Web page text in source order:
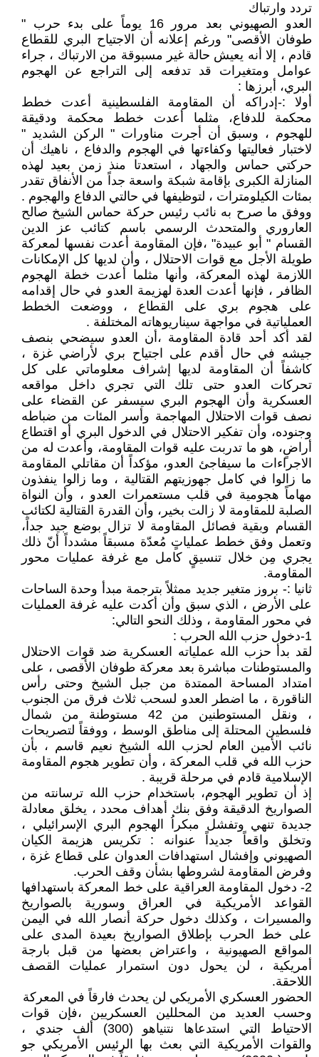
تردد وارتباك
العدو الصهيوني بعد مرور 16 يوماً على بدء حرب "
طوفان الأقصى" ورغم إعلانه أن الاجتياح البري للقطاع
قادم ، إلا أنه يعيش حالة غير مسبوقة من الارتباك ، جراء
عوامل ومتغيرات قد تدفعه إلى التراجع عن الهجوم
البري، أبرزها :
أولا :-إدراكه أن المقاومة الفلسطينية أعدت خطط
محكمة للدفاع، مثلما أعدت خطط محكمة ودقيقة
للهجوم ، وسبق أن أجرت مناورات " الركن الشديد "
لاختبار فعاليتها وكفاءتها في الهجوم والدفاع ، ناهيك أن
حركتي حماس والجهاد ، استعدتا منذ زمن بعيد لهذه
المنازلة الكبرى بإقامة شبكة واسعة جداً من الأنفاق تقدر
بمئات الكيلومترات ، لتوظيفها في حالتي الدفاع والهجوم .
ووفق ما صرح به نائب رئيس حركة حماس الشيخ صالح
العاروري والمتحدث الرسمي باسم كتائب عز الدين
القسام " أبو عبيدة" ،فإن المقاومة أعدت نفسها لمعركة
طويلة الأجل مع قوات الاحتلال ، وأن لديها كل الإمكانات
اللازمة لهذه المعركة، وأنها مثلما أعدت خطة الهجوم
الظافر ، فإنها أعدت العدة لهزيمة العدو في حال إقدامه
على هجوم بري على القطاع ، ووضعت الخطط
العملياتية في مواجهة سيناريوهاته المختلفة .
لقد أكد أحد قادة المقاومة ،أن العدو سيضحي بنصف
جيشه في حال أقدم على اجتياح بري لأراضي غزة ،
كاشفاً أن المقاومة لديها إشراف معلوماتي على كل
تحركات العدو حتى تلك التي تجري داخل مواقعه
العسكرية وأن الهجوم البري سيسفر عن القضاء على
نصف قوات الاحتلال المهاجمة وأسر المئات من ضباطه
وجنوده، وأن تفكير الاحتلال في الدخول البري أو اقتطاع
أراضٍ، هو ما تدربت عليه قوات المقاومة، وأعدت له من
الاجراءات ما سيفاجئ العدو، مؤكداً أن مقاتلي المقاومة
ما زالوا في كامل جهوزيتهم القتالية ، وما زالوا ينفذون
مهاماً هجومية في قلب مستعمرات العدو ، وأن النواة
الصلبة للمقاومة لا زالت بخير، وأن القدرة القتالية لكتائب
القسام وبقية فصائل المقاومة لا تزال بوضع جيد جداً،
وتعمل وفق خطط عملياتٍ مُعدّة مسبقاً مشدداً أنّ ذلك
يجري مِن خلال تنسيقٍ كامل مع غرفة عمليات محور
المقاومة.
ثانيا :- بروز متغير جديد ممثلاً بترجمة مبدأ وحدة الساحات
على الأرض ، الذي سبق وأن أكدت عليه غرفة العمليات
في محور المقاومة ، وذلك النحو التالي:
1-دخول حزب الله الحرب :
لقد بدأ حزب الله عملياته العسكرية ضد قوات الاحتلال
والمستوطنات مباشرة بعد معركة طوفان الأقصى ، على
امتداد المساحة الممتدة من جبل الشيخ وحتى رأس
الناقورة ، ما اضطر العدو لسحب ثلاث فرق من الجنوب
، ونقل المستوطنين من 42 مستوطنة من شمال
فلسطين المحتلة إلى مناطق الوسط ، ووفقاً لتصريحات
نائب الأمين العام لحزب الله الشيخ نعيم قاسم ، بأن
حزب الله في قلب المعركة ، وأن تطوير هجوم المقاومة
الإسلامية قادم في مرحلة قريبة .
إذ أن تطوير الهجوم، باستخدام حزب الله ترسانته من
الصواريخ الدقيقة وفق بنك أهداف محدد ، يخلق معادلة
جديدة تنهي وتفشل مبكراُ الهجوم البري الإسرائيلي ،
وتخلق واقعاً جديداً عنوانه : تكريس هزيمة الكيان
الصهيوني وإفشال استهدافات العدوان على قطاع غزة ،
وفرض المقاومة لشروطها بشأن وقف الحرب.
2- دخول المقاومة العراقية على خط المعركة باستهدافها
القواعد الأمريكية في العراق وسورية بالصواريخ
والمسيرات ، وكذلك دخول حركة أنصار الله في اليمن
على خط الحرب بإطلاق الصواريخ بعيدة المدى على
المواقع الصهيونية ، واعتراض بعضها من قبل بارجة
أمريكية ، لن يحول دون استمرار عمليات القصف
اللاحقة.
الحضور العسكري الأمريكي لن يحدث فارقاً في المعركة
وحسب العديد من المحللين العسكريين ،فإن قوات
الاحتياط التي استدعاها نتنياهو (300) ألف جندي ،
والقوات الأمريكية التي بعث بها الرئيس الأمريكي جو